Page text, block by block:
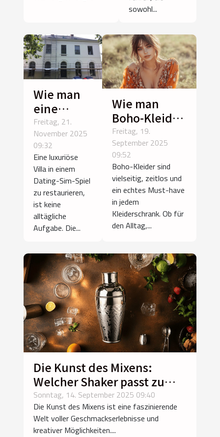
sowohl...
Wie man
eine
Luxusvilla
in einem
Dating-
Sim-Spiel
restauriert
Freitag, 21.
November 2025
09:32
Eine luxuriöse
Villa in einem
Dating-Sim-Spiel
zu restaurieren,
ist keine
alltägliche
Aufgabe. Die...
Wie man
Boho-Kleider
für
verschiedene
Anlässe stylt
Freitag, 19.
September 2025
09:52
Boho-Kleider sind
vielseitig, zeitlos und
ein echtes Must-have
in jedem
Kleiderschrank. Ob für
den Alltag,...
Die Kunst des Mixens:
Welcher Shaker passt zu
Ihnen?
Sonntag, 14. September 2025 09:40
Die Kunst des Mixens ist eine faszinierende
Welt voller Geschmackserlebnisse und
kreativer Möglichkeiten....